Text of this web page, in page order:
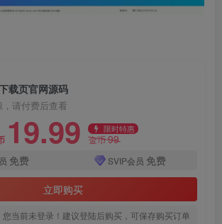
载页官网源码
请付费后查看
19.99 限时特惠
金币99
免费 SVIP会员 免费
立即购买
您当前未登录！建议登陆后购买，可保存购买订单